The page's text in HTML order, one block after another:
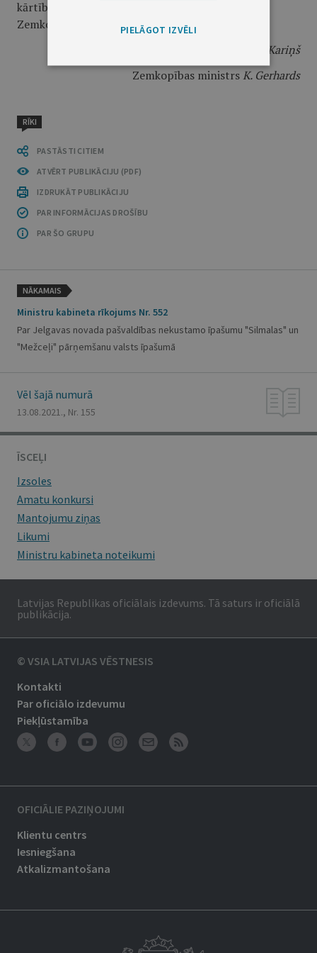
kārtībā ierakstīt zemesgrāmatā uz valsts vārda
Zemkopības ministrijas personā.
A. K. Kariņš
Zemkopības ministrsK. Gerhards
RĪKI
PASTĀSTI CITIEM
ATVĒRT PUBLIKĀCIJU (PDF)
IZDRUKĀT PUBLIKĀCIJU
PAR INFORMĀCIJAS DROŠĪBU
PAR ŠO GRUPU
NĀKAMAIS
Ministru kabineta rīkojums Nr. 552
Par Jelgavas novada pašvaldības nekustamo īpašumu "Silmalas" un
"Mežceļi" pārņemšanu valsts īpašumā
Vēl šajā numurā
13.08.2021., Nr. 155
ĪSCEĻI
Izsoles
Amatu konkursi
Mantojumu ziņas
Likumi
Ministru kabineta noteikumi
Latvijas Republikas oficiālais izdevums. Tā saturs ir oficiālā
publikācija.
© VSIA LATVIJAS VĒSTNESIS
Kontakti
Par oficiālo izdevumu
Piekļūstamība
OFICIĀLIE PAZIŅOJUMI
Klientu centrs
Iesniegšana
Atkalizmantošana
PIELĀGOT IZVĒLI